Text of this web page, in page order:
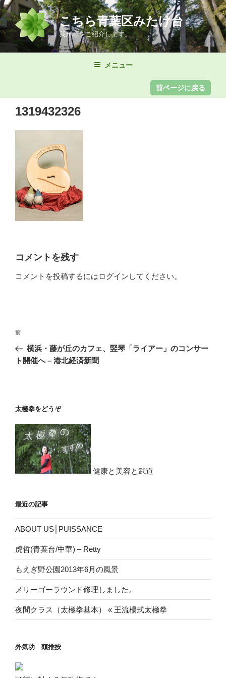
コ
ン
テ
ン
ツ
こちら青葉区みたけ台
我が町をご紹介します。
メニュー
1319432326
コメントを残す
コメントを投稿するにはログイン してください。
投
ナ
シ
ョ
ン
前
の
投
前
横浜・藤が丘のカフェ、竪琴「ライアー」のコンサー
ト開催へ – 港北経済新聞
太極拳をどうぞ
健康と美容と武道
最近の記事
ABOUT US│PUISSANCE
虎哲(青葉台/中華) – Retty
もえぎ野公園2013年6月の風景
メリーゴーラウンド修理しました。
夜間クラス（太極拳基本） « 王流楊式太極拳
外気功 頭推按